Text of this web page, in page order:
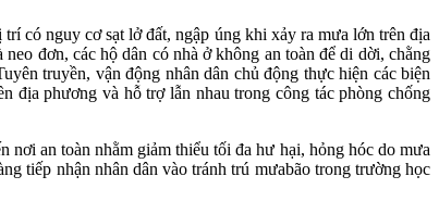
có nguy cơ sạt lở đất, ngập úng khi xảy ra mưa lớn trên địa
đơn, các hộ dân có nhà ở không an toàn để di dời, chằng
truyền, vận động nhân dân chủ động thực hiện các biện
địa phương và hỗ trợ lẫn nhau trong công tác phòng chống
nơi an toàn nhằm giảm thiểu tối đa hư hại, hỏng hóc do mưa
tiếp nhận nhân dân vào tránh trú mưabão trong trường học